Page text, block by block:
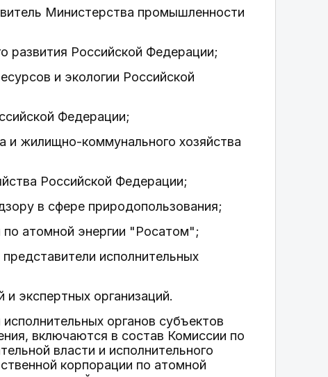
Министерства промышленности
развития Российской Федерации;
и экологии Российской
Федерации;
и жилищно-коммунального хозяйства
Российской Федерации;
в сфере природопользования;
по атомной энергии "Росатом";
исполнительных
экспертных организаций.
органов субъектов
включаются в состав Комиссии по
власти и исполнительного
корпорации по атомной